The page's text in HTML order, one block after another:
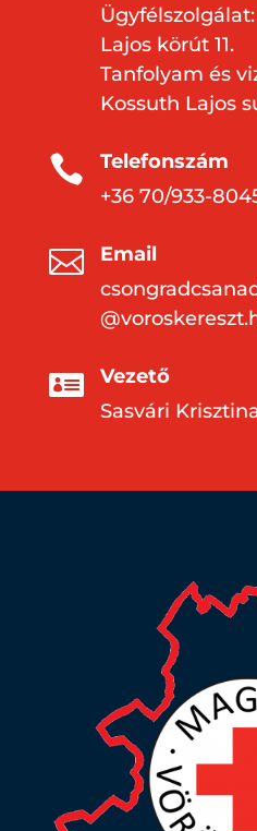
Lajos körút 11.
Tanfolyam és
Kossuth Lajos

Telefonszám
+36 70/933-

Email

Vezető
Sasvári